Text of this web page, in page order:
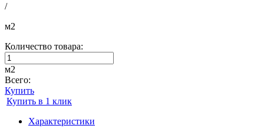
/
м2
Количество товара:
м2
Всего:
Купить
Купить в 1 клик
Характеристики